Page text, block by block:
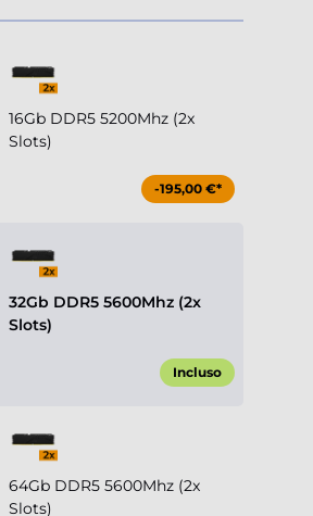
16Gb DDR5 5200Mhz (2x
Slots)
-195,00 €*
32Gb DDR5 5600Mhz (2x
Slots)
Incluso
64Gb DDR5 5600Mhz (2x
Slots)